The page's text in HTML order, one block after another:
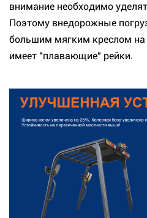
внимание необходимо
Поэтому внедорожные
большим мягким креслом на
имеет "плавающие" рейки.